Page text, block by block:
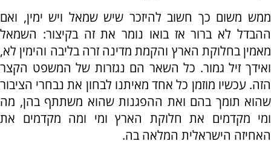
ממש משום כך חשוב להיזכר שיש שמאל ויש ימין, ואם
ההבדל לא ברור אז בואו נומר את זה בקיצור: השמאל
מאמין בחלוקת הארץ והקמת מדינה זרה בליבה והימין לא,
ואידך זיל גמור. כל השאר הם נגזרות של המשפט הקצר
הזה. עכשיו מוזמן כל אחד מאיתנו לבחון את נבחרי הציבור
שהוא תומך בהם ואת ההפגנות שהוא משתתף בהן, מה
ומי מקדמים את חלוקת הארץ ומי ומה מקדמים את
האחיזה הישראלית המלאה בה.